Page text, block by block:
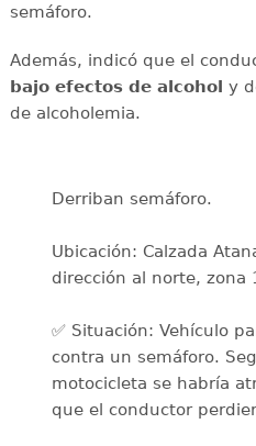
semáforo.
Además, indicó que el
bajo efectos de alcohol y
de alcoholemia.
Derriban semáforo.
Ubicación: Calzada
dirección al norte, zona
✅ Situación: Vehículo
contra un semáforo.
motocicleta se habría
que el conductor